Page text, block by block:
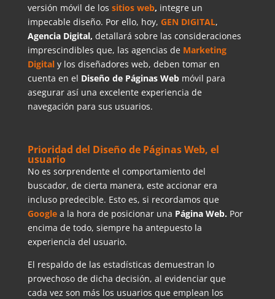
versión móvil de los sitios web, integre un
impecable diseño. Por ello, hoy, GEN DIGITAL,
Agencia Digital, detallará sobre las consideraciones
imprescindibles que, las agencias de Marketing
Digital y los diseñadores web, deben tomar en
cuenta en el Diseño de Páginas Web móvil para
asegurar así una excelente experiencia de
navegación para sus usuarios.
Prioridad del Diseño de Páginas Web, el
usuario
No es sorprendente el comportamiento del
buscador, de cierta manera, este accionar era
incluso predecible. Esto es, si recordamos que
Google a la hora de posicionar una Página Web. Por
encima de todo, siempre ha antepuesto la
experiencia del usuario.
El respaldo de las estadísticas demuestran lo
provechoso de dicha decisión, al evidenciar que
cada vez son más los usuarios que emplean los